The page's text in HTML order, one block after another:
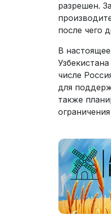
разрешен.
после чего
В
числе
для
также